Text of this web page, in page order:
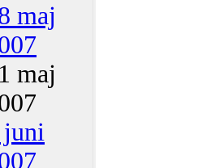
maj
maj
juni